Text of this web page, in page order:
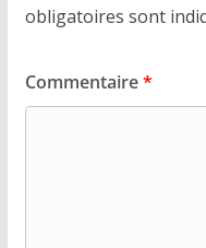
obligatoires sont
Commentaire*